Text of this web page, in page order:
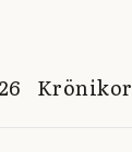
Krönikor